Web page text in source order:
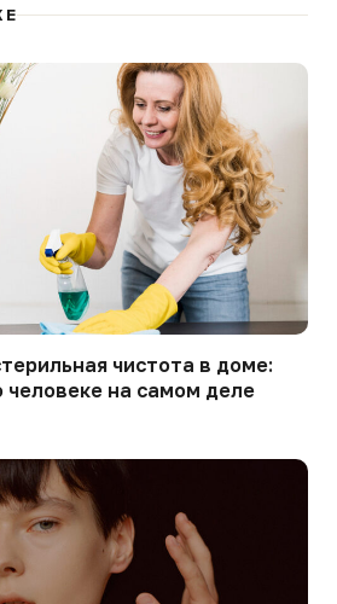
чистота в доме:
человеке на самом деле